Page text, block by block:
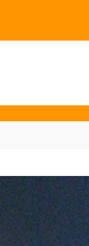
형모 양동열 안길